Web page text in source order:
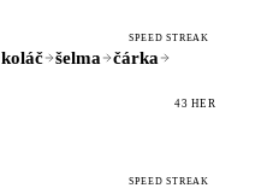
SPEED STREAK
koláč šelma
čárka
43 HER
SPEED STREAK